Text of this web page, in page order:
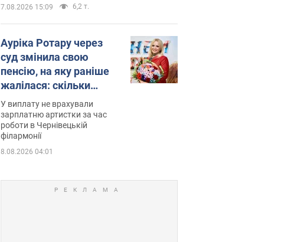
7.08.2026 15:09 6,2 т.
Ауріка Ротару через
суд змінила свою
пенсію, на яку раніше
жалілася: скільки
отримувала співачка
У виплату не врахували
зарплатню артистки за час
роботи в Чернівецькій
філармонії
8.08.2026 04:01